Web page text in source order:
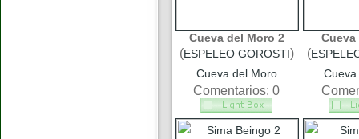
Cueva del Moro 2
(ESPELEO GOROSTI)
Cueva del Moro
Comentarios: 0
(